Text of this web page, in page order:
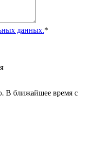
данных.*
В ближайшее время с